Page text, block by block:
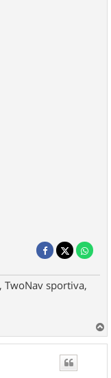
TwoNav sportiva,
a
u